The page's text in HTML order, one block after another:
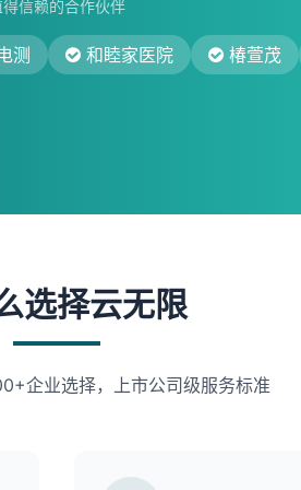
得信赖的合作伙伴
测 和睦家医院 椿萱茂
选择云无限
企业选择，上市公司级服务标准